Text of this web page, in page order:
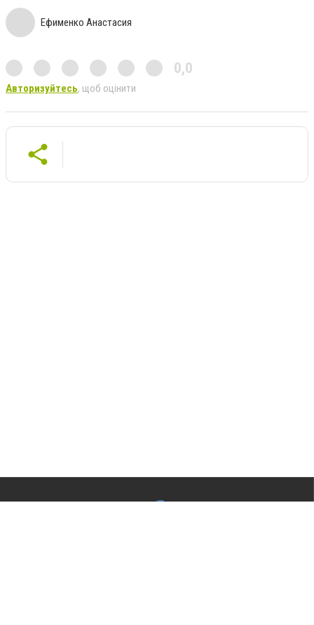
Ефименко Анастасия
0,0
Авторизуйтесь, щоб оцінити